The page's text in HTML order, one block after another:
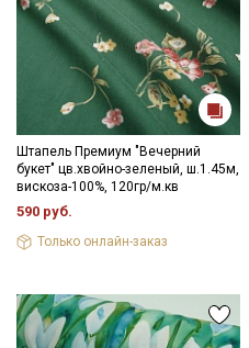
Штапель Премиум "Вечерний
букет" цв.хвойно-зеленый, ш.1.45м,
вискоза-100%, 120гр/м.кв
590 руб.
Только онлайн-заказ